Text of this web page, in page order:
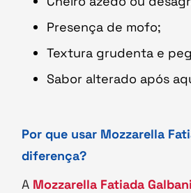
Presença de mofo;
Textura grudenta e
Sabor alterado após
Por que usar Mozzarella
diferença?
A Mozzarella Fatiada Galbani